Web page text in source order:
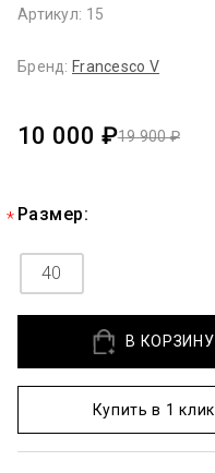
Артикул: 15
Бренд: Francesco V
19 900 ₽
10 000 ₽
Размер:
40
В КОРЗИНУ
Купить в 1 клик